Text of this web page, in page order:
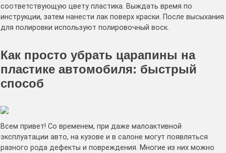
соответствующую цвету пластика. Выждать время по
инструкции, затем нанести лак поверх краски. После высыхания
для полировки используют полировочный воск.
Как просто убрать царапины на
пластике автомобиля: быстрый
способ
Всем привет! Со временем, при даже малоактивной
эксплуатации авто, на кузове и в салоне могут появляться
разного рода дефекты и повреждения. Многие из них можно